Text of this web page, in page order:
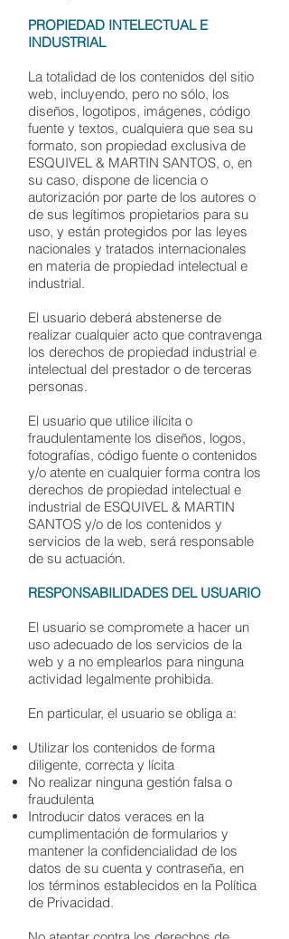
PROPIEDAD INTELECTUAL E
INDUSTRIAL
La totalidad de los contenidos del sitio
web, incluyendo, pero no sólo, los
diseños, logotipos, imágenes, código
fuente y textos, cualquiera que sea su
formato, son propiedad exclusiva de
ESQUIVEL & MARTIN SANTOS, o, en
su caso, dispone de licencia o
autorización por parte de los autores o
de sus legítimos propietarios para su
uso, y están protegidos por las leyes
nacionales y tratados internacionales
en materia de propiedad intelectual e
industrial.
El usuario deberá abstenerse de
realizar cualquier acto que contravenga
los derechos de propiedad industrial e
intelectual del prestador o de terceras
personas.
El usuario que utilice ilícita o
fraudulentamente los diseños, logos,
fotografías, código fuente o contenidos
y/o atente en cualquier forma contra los
derechos de propiedad intelectual e
industrial de ESQUIVEL & MARTIN
SANTOS y/o de los contenidos y
servicios de la web, será responsable
de su actuación.
RESPONSABILIDADES DEL USUARIO
El usuario se compromete a hacer un
uso adecuado de los servicios de la
web y a no emplearlos para ninguna
actividad legalmente prohibida.
En particular, el usuario se obliga a:
Utilizar los contenidos de forma
diligente, correcta y lícita
No realizar ninguna gestión falsa o
fraudulenta
Introducir datos veraces en la
cumplimentación de formularios y
mantener la confidencialidad de los
datos de su cuenta y contraseña, en
los términos establecidos en la Política
de Privacidad.